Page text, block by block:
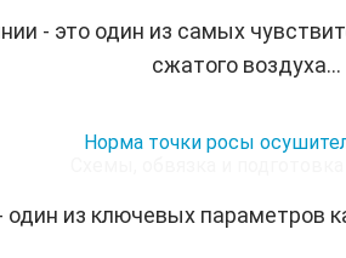
- это один из самых
сжатого воздуха...
Норма точки росы
один из ключевых параметров